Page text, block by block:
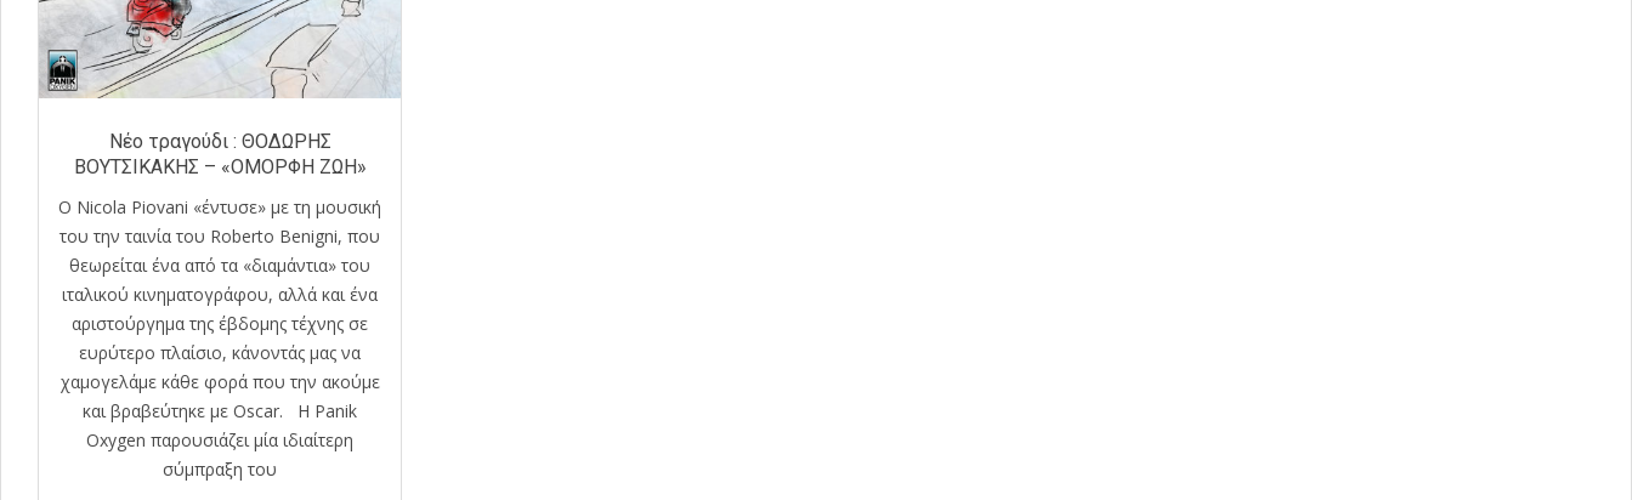
Νέο τραγούδι : ΘΟΔΩΡΗΣ
ΒΟΥΤΣΙΚΑΚΗΣ – «ΟΜΟΡΦΗ ΖΩΗ»
Ο Nicola Piovani «έντυσε» με τη μουσική
του την ταινία του Roberto Benigni, που
θεωρείται ένα από τα «διαμάντια» του
ιταλικού κινηματογράφου, αλλά και ένα
αριστούργημα της έβδομης τέχνης σε
ευρύτερο πλαίσιο, κάνοντάς μας να
χαμογελάμε κάθε φορά που την ακούμε
και βραβεύτηκε με Oscar. Η Panik
Oxygen παρουσιάζει μία ιδιαίτερη
σύμπραξη του